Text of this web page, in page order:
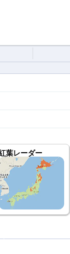
葉レーダー